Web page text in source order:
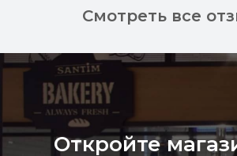
Смотреть все
Откройте